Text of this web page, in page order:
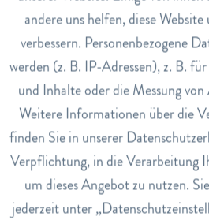
Hinweise
Frei von: SLS, Triclosan,
Art.Nr.
7802546
EAN
7612412429459
Lagerbestand
17
Marketing
Tracking
Service
andere uns helfen, diese
verbessern. Personenbezogene
werden (z. B. IP-Adressen), z. B.
und Inhalte oder die Messung
Weitere Informationen über die
finden Sie in unserer
Verpflichtung, in die Verarbeitung
um dieses Angebot zu nutzen.
jederzeit unter